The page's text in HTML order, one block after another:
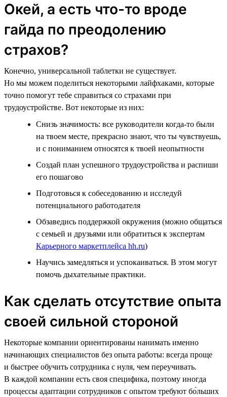
Окей, а есть что-то вроде
гайда по преодолению
страхов?
Конечно, универсальной таблетки не существует.
Но мы можем поделиться некоторыми лайфхаками, которые
точно помогут тебе справиться со страхами при
трудоустройстве. Вот некоторые из них:
Снизь значимость: все руководители когда-то были
на твоем месте, прекрасно знают, что ты чувствуешь,
и с пониманием относятся к твоей неопытности
Создай план успешного трудоустройства и распиши
его пошагово
Подготовься к собеседованию и исследуй
потенциального работодателя
Обзаведись поддержкой окружения (можно общаться
с семьей и друзьями или обратиться к экспертам
Карьерного маркетплейса hh.ru)
Научись замедляться и успокаиваться. В этом могут
помочь дыхательные практики.
Как сделать отсутствие опыта
своей сильной стороной
Некоторые компании ориентированы нанимать именно
начинающих специалистов без опыта работы: всегда проще
и быстрее обучить сотрудника с нуля, чем переучивать.
В каждой компании есть своя специфика, поэтому иногда
процессы адаптации сотрудников с опытом требуют бо́льших